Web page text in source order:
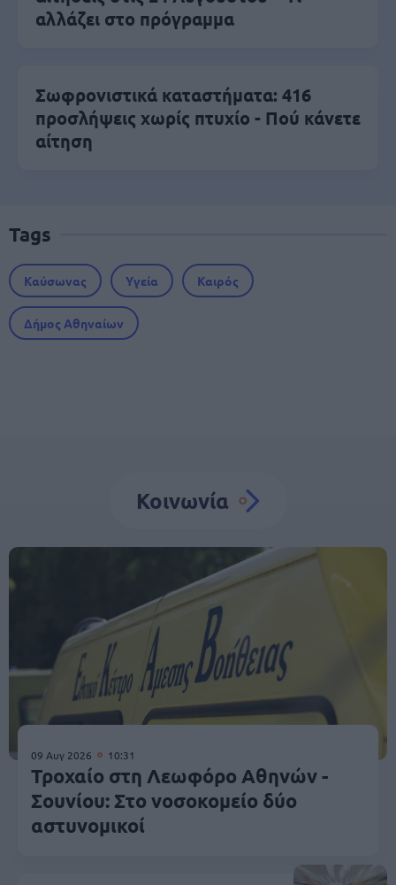
αλλάζει στο πρόγραμμα
Σωφρονιστικά καταστήματα: 416
προσλήψεις χωρίς πτυχίο - Πού κάνετε
αίτηση
Tags
Καύσωνας Υγεία Καιρός
Δήμος Αθηναίων
Κοινωνία
09 Αυγ 2026 10:31
Τροχαίο στη Λεωφόρο Αθηνών -
Σουνίου: Στο νοσοκομείο δύο
αστυνομικοί